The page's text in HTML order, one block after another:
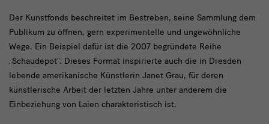
Der Kunstfonds beschreitet im Bestreben, seine Sammlung dem
Publikum zu öffnen, gern experimentelle und ungewöhnliche
Wege. Ein Beispiel dafür ist die 2007 begründete Reihe
„Schaudepot“. Dieses Format inspirierte auch die in Dresden
lebende amerikanische Künstlerin Janet Grau, für deren
künstlerische Arbeit der letzten Jahre unter anderem die
Einbeziehung von Laien charakteristisch ist.